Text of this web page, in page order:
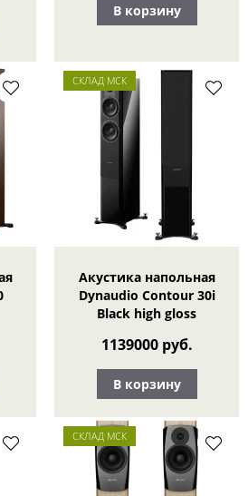
В корзину
СКЛАД МСК
Акустика напольная
Dynaudio Contour 30i
Black high gloss
1139000 руб.
В корзину
СКЛАД МСК